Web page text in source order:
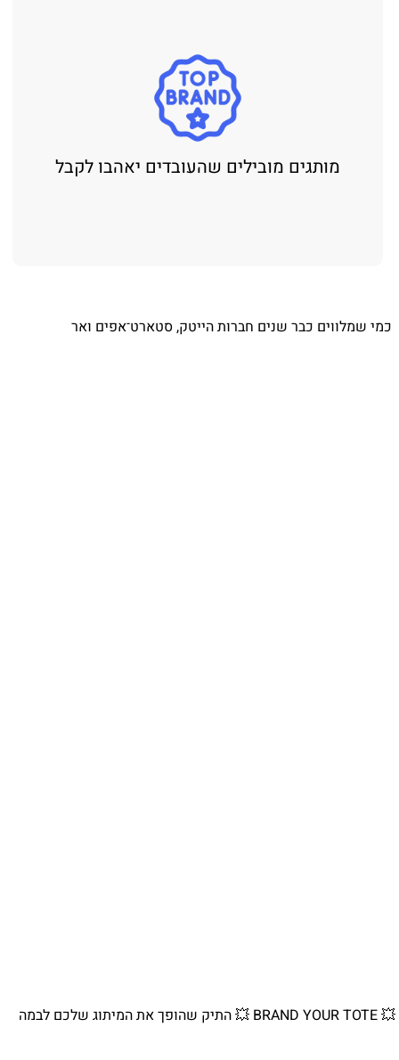
מותגים מובילים שהעובדים יאהבו לקבל
⁨ כמי שמלווים כבר שנים חברות הייטק, סטארט־אפים ואר
💥 BRAND YOUR TOTE 💥 התיק שהופך את המיתוג שלכם לבמה